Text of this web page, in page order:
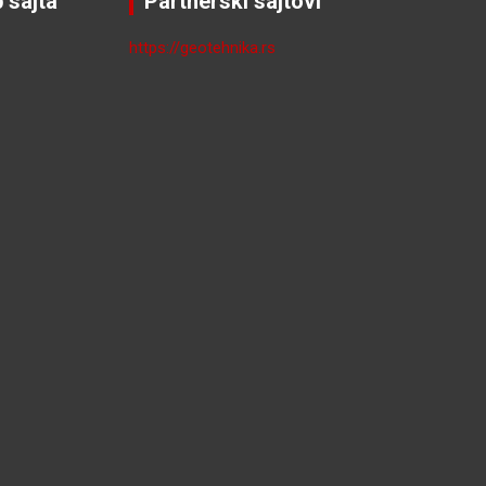
https://geotehnika.rs